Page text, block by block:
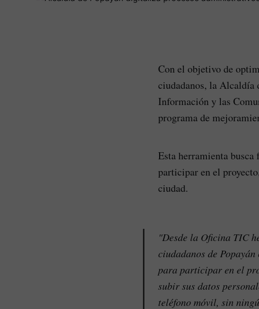
Con el objetivo de
ciudadanos, la Alcaldía
Información y las
programa de
Esta herramienta
participar en el
ciudad.
"Desde la Oficina TIC
ciudadanos de
para participar en el
subir sus datos
teléfono móvil, sin